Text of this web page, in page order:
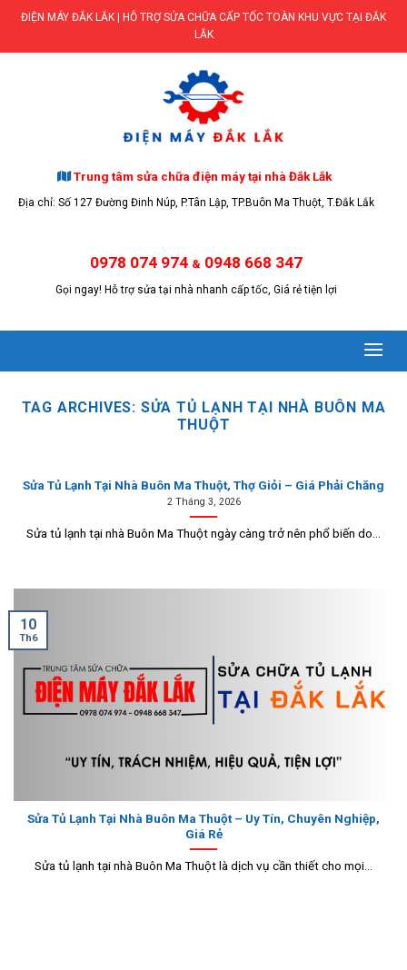
Skip
content
ĐIỆN MÁY ĐẮK LẮK | HỖ TRỢ SỬA CHỮA CẤP TỐC TOÀN KHU VỰC TẠI ĐẮK
LẮK
Trung tâm sửa chữa điện máy tại nhà Đắk Lắk
Địa chỉ: Số 127 Đường Đinh Núp, P.Tân Lập, TP.Buôn Ma Thuột, T.Đắk Lắk
0978 074 974 & 0948 668 347
Gọi ngay! Hỗ trợ sửa tại nhà nhanh cấp tốc, Giá rẻ tiện lợi
TAG ARCHIVES: SỬA TỦ LẠNH TẠI NHÀ BUÔN MA
THUỘT
Sửa Tủ Lạnh Tại Nhà Buôn Ma Thuột, Thợ Giỏi – Giá Phải Chăng
2 Tháng 3, 2026
Sửa tủ lạnh tại nhà Buôn Ma Thuột ngày càng trở nên phổ biến do...
Sửa Tủ Lạnh Tại Nhà Buôn Ma Thuột – Uy Tín, Chuyên Nghiệp,
Giá Rẻ
Sửa tủ lạnh tại nhà Buôn Ma Thuột là dịch vụ cần thiết cho mọi...
10
Th6